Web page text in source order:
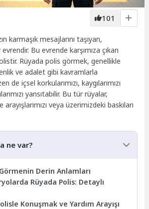
101
karmaşık mesajlarını taşıyan,
Bu evrende karşımıza çıkan
Rüyada polis görmek, genellikle
ve adalet gibi kavramlarla
de içsel korkularımızı, kaygılarımızı
yansıtabilir. Bu tür rüyalar,
veya üzerimizdeki baskıları
ne var?
Derin Anlamları
Rüyada Polis: Detaylı
Konuşmak ve Yardım Arayışı